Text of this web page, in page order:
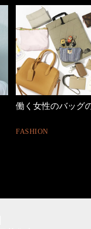
【ワーママのきれ